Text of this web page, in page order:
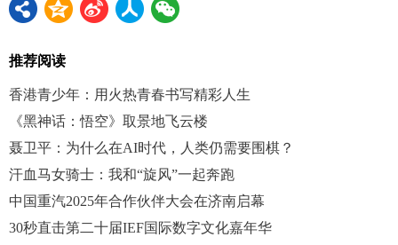
推荐阅读
香港青少年：用火热青春书写精彩人生
《黑神话：悟空》取景地飞云楼
聂卫平：为什么在AI时代，人类仍需要围棋？
汗血马女骑士：我和“旋风”一起奔跑
中国重汽2025年合作伙伴大会在济南启幕
30秒直击第二十届IEF国际数字文化嘉年华